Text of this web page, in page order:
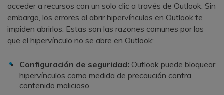
acceder a recursos con un solo clic a través de Outlook. Sin
embargo, los errores al abrir hipervínculos en Outlook te
impiden abrirlos. Estas son las razones comunes por las
que el hipervínculo no se abre en Outlook:
Configuración de seguridad: Outlook puede bloquear
hipervínculos como medida de precaución contra
contenido malicioso.